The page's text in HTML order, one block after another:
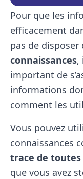
Pour que les
efficacement
pas de disposer
connaissances,
important de
informations
comment les
Vous pouvez
connaissances
trace de
que vous avez